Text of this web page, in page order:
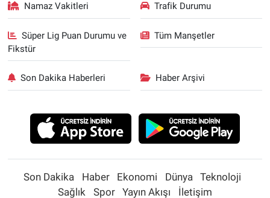
Namaz Vakitleri Trafik Durumu
Süper Lig Puan Durumu ve
Fikstür
Tüm Manşetler
Son Dakika Haberleri Haber Arşivi
Son Dakika Haber Ekonomi Dünya
Teknoloji
Sağlık
Spor Yayın Akışı İletişim